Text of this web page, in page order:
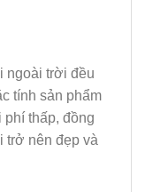
ngoài trời đều
tính sản phẩm
thấp, đồng
trở nên đẹp và